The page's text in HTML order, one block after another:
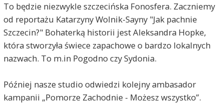
To będzie niezwykle szczecińska Fonosfera. Zaczniemy
od reportażu Katarzyny Wolnik-Sayny "Jak pachnie
Szczecin?" Bohaterką historii jest Aleksandra Hopke,
która stworzyła świece zapachowe o bardzo lokalnych
nazwach. To m.in Pogodno czy Sydonia.
Później nasze studio odwiedzi kolejny ambasador
kampanii „Pomorze Zachodnie - Możesz wszystko”.